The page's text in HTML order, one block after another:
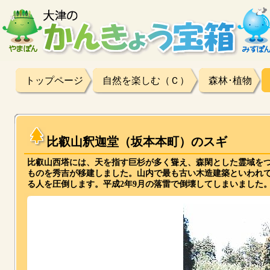
トップページ 自然を楽しむ（Ｃ） 森林･植物
比叡山釈迦堂（坂本本町）のスギ
比叡山西塔には、天を指す巨杉が多く聳え、森閑とした霊域
ものを秀吉が移建しました。山内で最も古い木造建築といわ
る人を圧倒します。平成2年9月の落雷で倒壊してしまいました